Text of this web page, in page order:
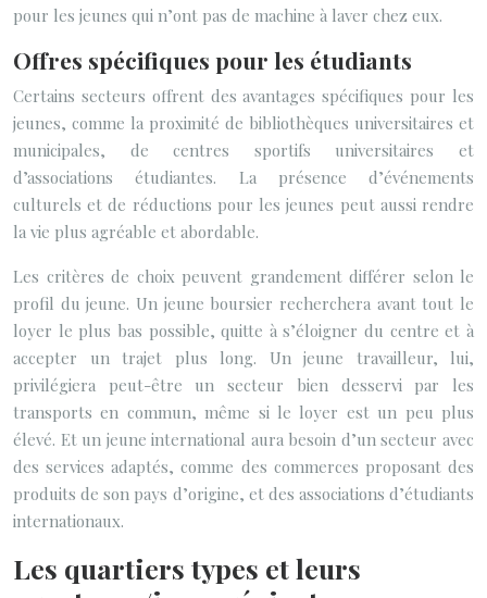
pour les jeunes qui n’ont pas de machine à laver chez eux.
Offres spécifiques pour les étudiants
Certains secteurs offrent des avantages spécifiques pour les
jeunes, comme la proximité de bibliothèques universitaires et
municipales, de centres sportifs universitaires et
d’associations étudiantes. La présence d’événements
culturels et de réductions pour les jeunes peut aussi rendre
la vie plus agréable et abordable.
Les critères de choix peuvent grandement différer selon le
profil du jeune. Un jeune boursier recherchera avant tout le
loyer le plus bas possible, quitte à s’éloigner du centre et à
accepter un trajet plus long. Un jeune travailleur, lui,
privilégiera peut-être un secteur bien desservi par les
transports en commun, même si le loyer est un peu plus
élevé. Et un jeune international aura besoin d’un secteur avec
des services adaptés, comme des commerces proposant des
produits de son pays d’origine, et des associations d’étudiants
internationaux.
Les quartiers types et leurs